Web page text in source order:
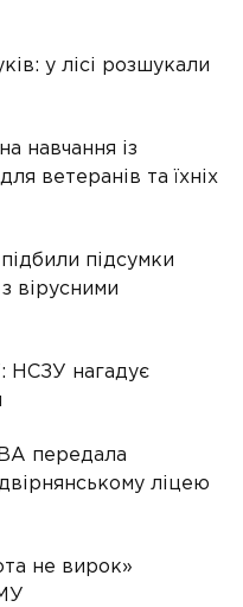
у лісі розшукали
навчання із
ветеранів та їхніх
підсумки
вірусними
НСЗУ нагадує
передала
ліцею
не вирок»